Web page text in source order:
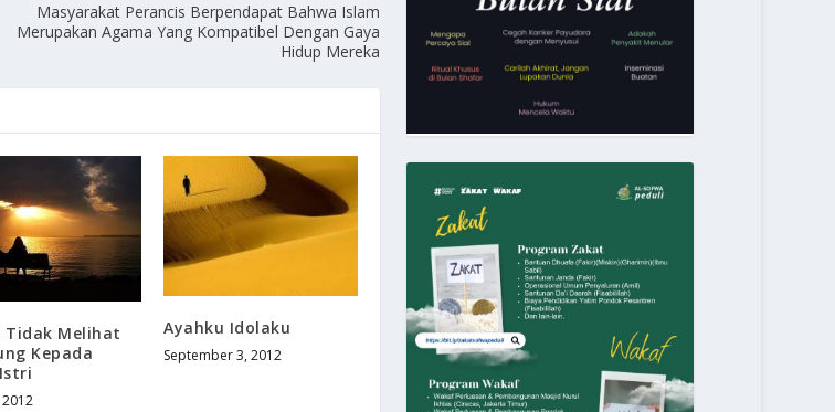
Masyarakat Perancis Berpendapat Bahwa Islam
Merupakan Agama Yang Kompatibel Dengan Gaya
Hidup Mereka
Tidak Melihat
Kepada
Ayahku Idolaku
September 3, 2012